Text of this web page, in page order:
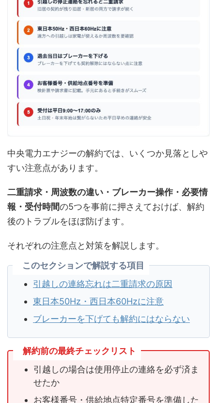
中央電力エナジーの解約では、いくつか見落としや
すい注意点があります。
二重請求・周波数の違い・ブレーカー操作・必要情
報・受付時間の5つを事前に押さえておけば、解約
後のトラブルをほぼ防げます。
それぞれの注意点と対策を解説します。
このセクションで解説する項目
引越しの連絡忘れは二重請求の原因
東日本50Hz・西日本60Hzに注意
ブレーカーを下げても解約にはならない
解約前の最終チェックリスト
引越しの場合は使用停止の連絡を必ず済ま
せたか
お客様番号・供給地点特定番号を準備した